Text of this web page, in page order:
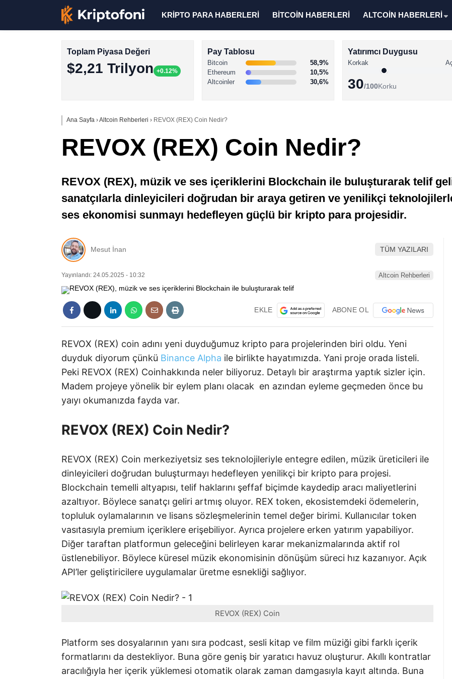
KRİPTO PARA HABERLERİ BİTCOİN HABERLERİ ALTCOİN HABERLERİ
Toplam Piyasa Değeri
$2,21 Trilyon +0.12%
Pay Tablosu
Bitcoin
58,9%
Ethereum
10,5%
Altcoinler
30,6%
Yatırımcı Duygusu
Korkak
30/100Korku
Ana Sayfa ›Altcoin Rehberleri › REVOX (REX) Coin Nedir?
REVOX (REX) Coin Nedir?
REVOX (REX), müzik ve ses içeriklerini Blockchain ile buluşturarak telif
sanatçılarla dinleyicileri doğrudan bir araya getiren ve yenilikçi
ses ekonomisi sunmayı hedefleyen güçlü bir kripto para projesidir.
Mesut İnan TÜM YAZILARI
Yayınlandı: 24.05.2025 - 10:32 Altcoin Rehberleri
EKLE ABONE OL
REVOX (REX) coin adını yeni duyduğumuz kripto para projelerinden biri oldu. Yeni
duyduk diyorum çünkü Binance Alpha ile birlikte hayatımızda. Yani proje orada listeli.
Peki REVOX (REX) Coinhakkında neler biliyoruz. Detaylı bir araştırma yaptık sizler için.
Madem projeye yönelik bir eylem planı olacak en azından eyleme geçmeden önce bu
yaıyı okumanızda fayda var.
REVOX (REX) Coin Nedir?
REVOX (REX) Coin merkeziyetsiz ses teknolojileriyle entegre edilen, müzik üreticileri ile
dinleyicileri doğrudan buluşturmayı hedefleyen yenilikçi bir kripto para projesi.
Blockchain temelli altyapısı, telif haklarını şeffaf biçimde kaydedip aracı maliyetlerini
azaltıyor. Böylece sanatçı geliri artmış oluyor. REX token, ekosistemdeki ödemelerin,
topluluk oylamalarının ve lisans sözleşmelerinin temel değer birimi. Kullanıcılar token
vasıtasıyla premium içeriklere erişebiliyor. Ayrıca projelere erken yatırım yapabiliyor.
Diğer taraftan platformun geleceğini belirleyen karar mekanizmalarında aktif rol
üstlenebiliyor. Böylece küresel müzik ekonomisinin dönüşüm süreci hız kazanıyor. Açık
API’ler geliştiricilere uygulamalar üretme esnekliği sağlıyor.
REVOX (REX) Coin
Platform ses dosyalarının yanı sıra podcast, sesli kitap ve film müziği gibi farklı içerik
formatlarını da destekliyor. Buna göre geniş bir yaratıcı havuz oluşturur. Akıllı kontratlar
aracılığıyla her içerik yüklemesi otomatik olarak zaman damgasıyla kayıt altında. Buna